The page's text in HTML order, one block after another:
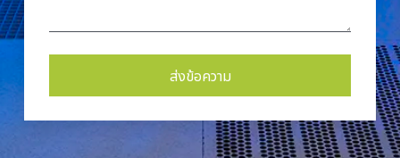
ส่งข้อความ